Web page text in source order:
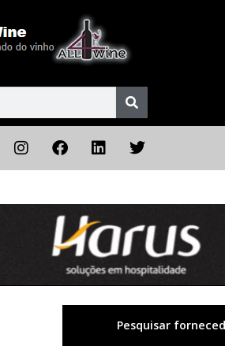
Próximo
Pesquisar